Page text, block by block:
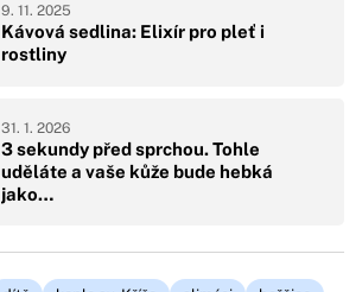
Kávová sedlina: Elixír pro pleť i
rostliny
9. 11. 2025
3 sekundy před sprchou. Tohle
uděláte a vaše kůže bude hebká
jako…
31. 1. 2026